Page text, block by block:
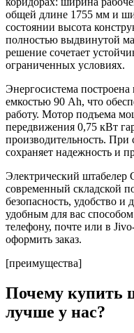
общей длине 1755 мм и
состоянии высота
полностью выдвинутой
решение сочетает
ограниченных условиях.
Энергосистема построена
емкостью 90 Аh, что
работу. Мотор подъема
передвижения 0,75 кВт
производительность. При
сохраняет надежность и
Электрический
современный складской
безопасность, удобство и
удобным для вас
телефону, почте или в
оформить заказ.
[преимущества]
Почему купить
лучше у нас?